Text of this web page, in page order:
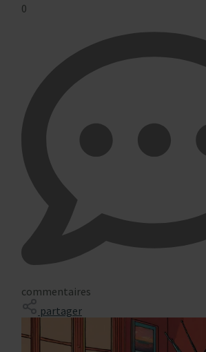
0
commentaires
partager